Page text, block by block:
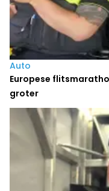
Auto
Europese
groter